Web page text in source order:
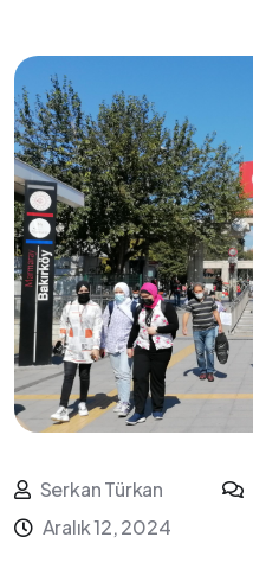
Serkan Türkan
Aralık 12, 2024